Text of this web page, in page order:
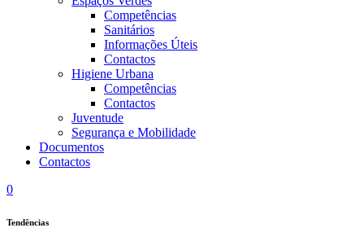
Competências
Sanitários
Informações Úteis
Contactos
Higiene Urbana
Competências
Contactos
Juventude
Segurança e Mobilidade
Documentos
Contactos
0
Tendências